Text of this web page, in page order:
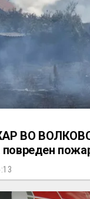
ВО
повреден